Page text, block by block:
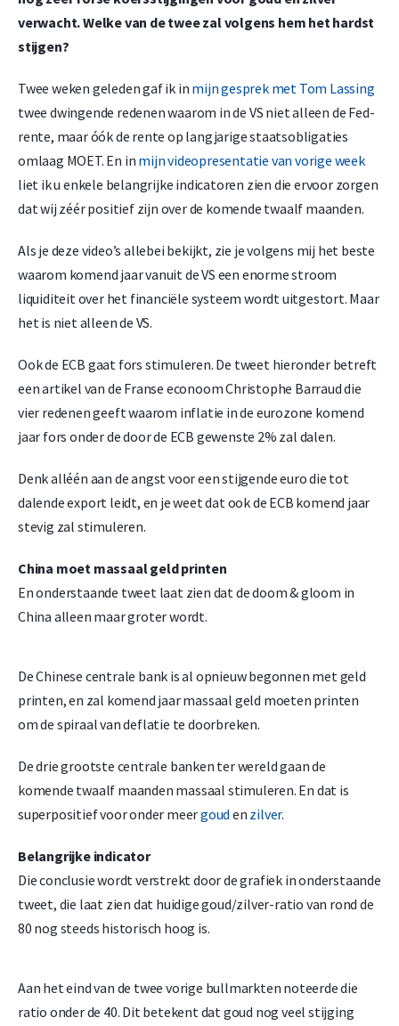
verwacht. Welke van de twee zal volgens hem het hardst
stijgen?
Twee weken geleden gaf ik in mijn gesprek met Tom Lassing
twee dwingende redenen waarom in de VS niet alleen de Fed-
rente, maar óók de rente op langjarige staatsobligaties
omlaag MOET. En in mijn videopresentatie van vorige week
liet ik u enkele belangrijke indicatoren zien die ervoor zorgen
dat wij zéér positief zijn over de komende twaalf maanden.
Als je deze video’s allebei bekijkt, zie je volgens mij het beste
waarom komend jaar vanuit de VS een enorme stroom
liquiditeit over het financiële systeem wordt uitgestort. Maar
het is niet alleen de VS.
Ook de ECB gaat fors stimuleren. De tweet hieronder betreft
een artikel van de Franse econoom Christophe Barraud die
vier redenen geeft waarom inflatie in de eurozone komend
jaar fors onder de door de ECB gewenste 2% zal dalen.
Denk alléén aan de angst voor een stijgende euro die tot
dalende export leidt, en je weet dat ook de ECB komend jaar
stevig zal stimuleren.
China moet massaal geld printen
En onderstaande tweet laat zien dat de doom & gloom in
China alleen maar groter wordt.
De Chinese centrale bank is al opnieuw begonnen met geld
printen, en zal komend jaar massaal geld moeten printen
om de spiraal van deflatie te doorbreken.
De drie grootste centrale banken ter wereld gaan de
komende twaalf maanden massaal stimuleren. En dat is
superpositief voor onder meergoud en zilver.
Belangrijke indicator
Die conclusie wordt verstrekt door de grafiek in onderstaande
tweet, die laat zien dat huidige goud/zilver-ratio van rond de
80 nog steeds historisch hoog is.
Aan het eind van de twee vorige bullmarkten noteerde die
ratio onder de 40. Dit betekent dat goud nog veel stijging